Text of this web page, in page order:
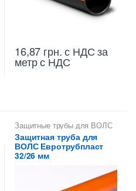
16,87 грн.с НДС за
метр с НДС
Защитные трубы для ВОЛС
32 мм
Защитная труба для
ВОЛС Евротрубпласт
32/26 мм